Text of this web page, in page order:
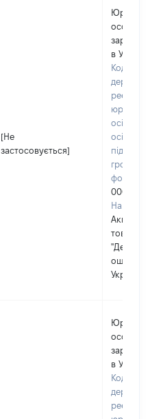
[Не
застосовується]
особа,
в Україні
Код в
реєстрі
осіб,
осіб –
України"
особа,
в Україні
Код в
реєстрі